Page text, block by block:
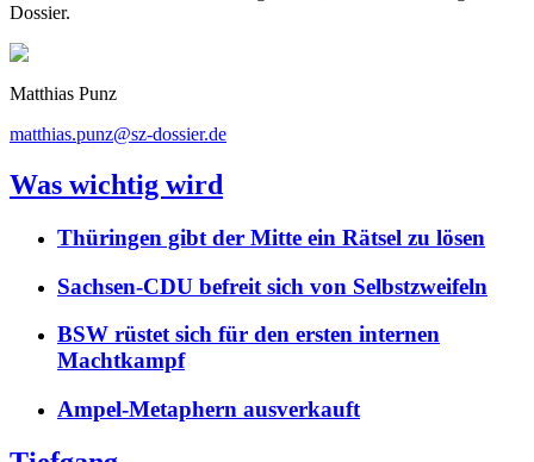
Dossier.
Matthias Punz
matthias.punz@sz-dossier.de
Was wichtig wird
Thüringen gibt der Mitte ein Rätsel zu lösen
Sachsen-CDU befreit sich von Selbstzweifeln
BSW rüstet sich für den ersten internen
Machtkampf
Ampel-Metaphern ausverkauft